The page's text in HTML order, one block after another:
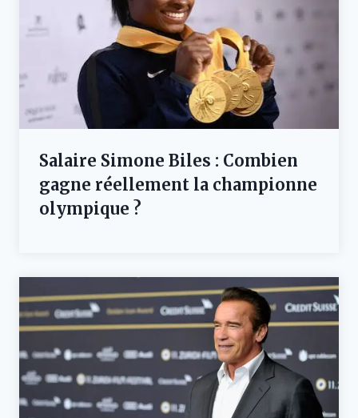
Salaire Simone Biles : Combien
gagne réellement la championne
olympique ?